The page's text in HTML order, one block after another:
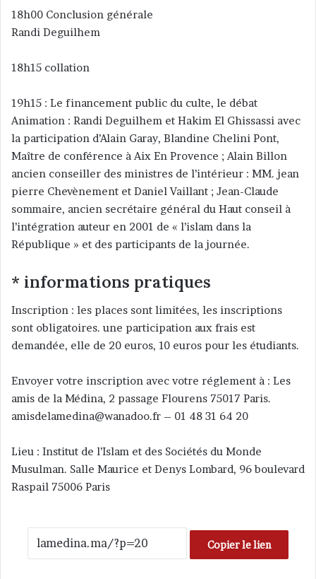
18h00 Conclusion générale
Randi Deguilhem
18h15 collation
19h15 : Le financement public du culte, le débat
Animation : Randi Deguilhem et Hakim El Ghissassi avec
la participation d’Alain Garay, Blandine Chelini Pont,
Maître de conférence à Aix En Provence ; Alain Billon
ancien conseiller des ministres de l’intérieur : MM. jean
pierre Chevènement et Daniel Vaillant ; Jean-Claude
sommaire, ancien secrétaire général du Haut conseil à
l’intégration auteur en 2001 de « l’islam dans la
République » et des participants de la journée.
* informations pratiques
Inscription : les places sont limitées, les inscriptions
sont obligatoires. une participation aux frais est
demandée, elle de 20 euros, 10 euros pour les étudiants.
Envoyer votre inscription avec votre réglement à : Les
amis de la Médina, 2 passage Flourens 75017 Paris.
amisdelamedina@wanadoo.fr – 01 48 31 64 20
Lieu : Institut de l’Islam et des Sociétés du Monde
Musulman. Salle Maurice et Denys Lombard, 96 boulevard
Raspail 75006 Paris
Copier le lien